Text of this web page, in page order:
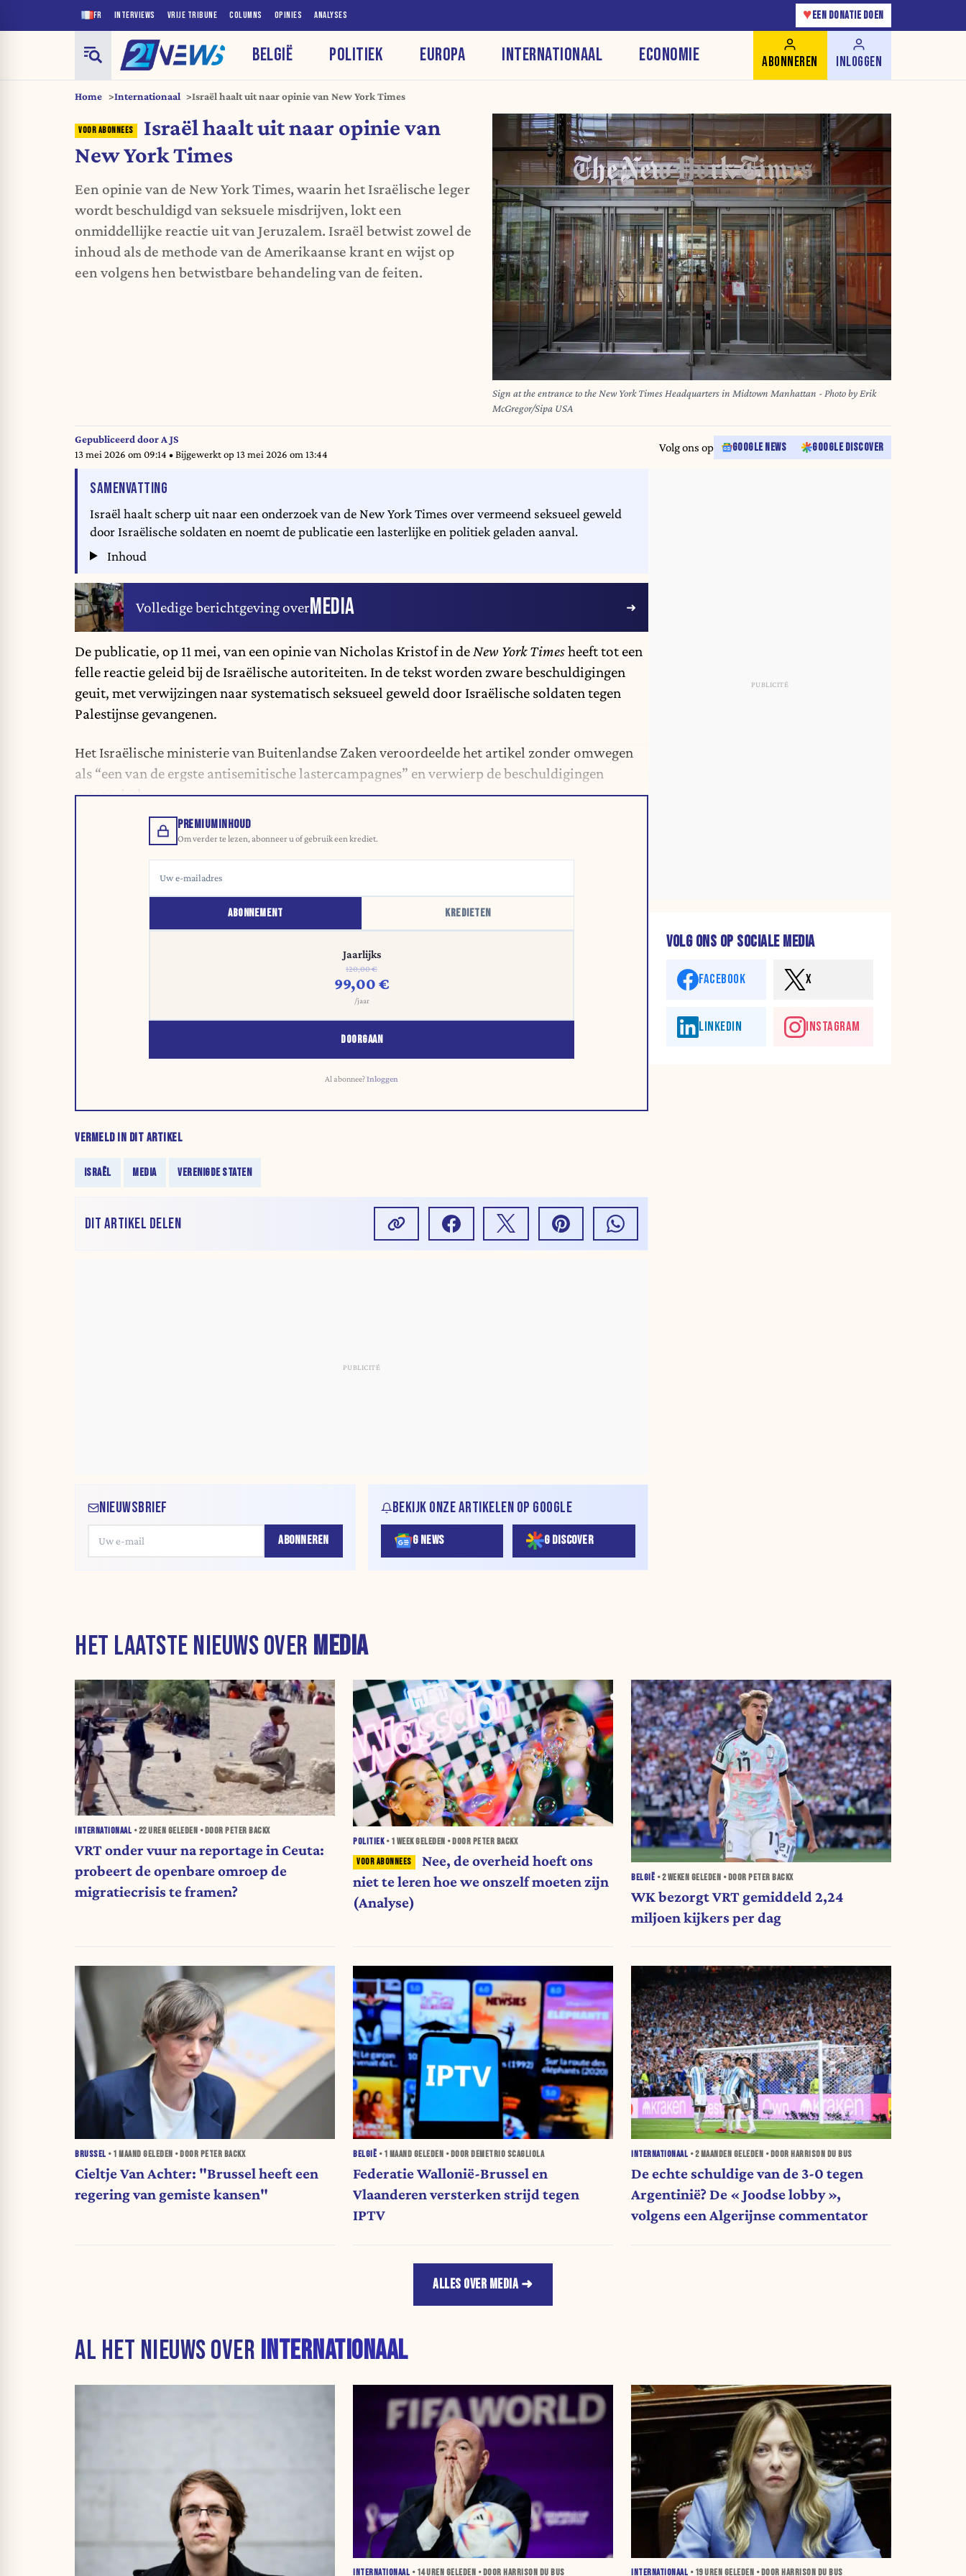
FR INTERVIEWS VRIJE TRIBUNE COLUMNS OPINIES ANALYSES ♥ EEN DONATIE DOEN
BELGIË POLITIEK EUROPA INTERNATIONAAL ECONOMIE ABONNEREN INLOGGEN
Home Internationaal Israël haalt uit naar opinie van New York Times
Israël haalt uit naar opinie van
New York Times
Een opinie van de New York Times, waarin het Israëlische leger
wordt beschuldigd van seksuele misdrijven, lokt een
onmiddellijke reactie uit van Jeruzalem. Israël betwist zowel de
inhoud als de methode van de Amerikaanse krant en wijst op
een volgens hen betwistbare behandeling van de feiten.
Sign at the entrance to the New York Times Headquarters in Midtown Manhattan - Photo by Erik
McGregor/Sipa USA
Gepubliceerd doorA JS
13 mei 2026 om 09:14 • Bijgewerkt op13 mei 2026 om 13:44
Volg ons op GOOGLE NEWS GOOGLE DISCOVER
SAMENVATTING
Israël haalt scherp uit naar een onderzoek van de New York Times over vermeend seksueel geweld
door Israëlische soldaten en noemt de publicatie een lasterlijke en politiek geladen aanval.
Inhoud
Volledige berichtgeving overMEDIA
De publicatie, op 11 mei, van een opinie van Nicholas Kristof in deNew York Timesheeft tot een
felle reactie geleid bij de Israëlische autoriteiten. In de tekst worden zware beschuldigingen
geuit, met verwijzingen naar systematisch seksueel geweld door Israëlische soldaten tegen
Palestijnse gevangenen.
Het Israëlische ministerie van Buitenlandse Zaken veroordeelde het artikel zonder omwegen
als “een van de ergste antisemitische lastercampagnes” en verwierp de beschuldigingen
categorisch.
PREMIUMINHOUD
Om verder te lezen, abonneer u of gebruik een krediet.
ABONNEMENT KREDIETEN
Jaarlijks
120,00 €
99,00 €
/jaar
DOORGAAN
Al abonnee?Inloggen
VERMELD IN DIT ARTIKEL
ISRAËL MEDIA VERENIGDE STATEN
DIT ARTIKEL DELEN
NIEUWSBRIEF
ABONNEREN
BEKIJK ONZE ARTIKELEN OP GOOGLE
G NEWS G DISCOVER
VOLG ONS OP SOCIALE MEDIA
FACEBOOK X
LINKEDIN INSTAGRAM
HET LAATSTE NIEUWS OVER MEDIA
INTERNATIONAAL •22 UREN GELEDEN • DOOR PETER BACKX
VRT onder vuur na reportage in Ceuta:
probeert de openbare omroep de
migratiecrisis te framen?
POLITIEK• 1 WEEKGELEDEN • DOOR PETER BACKX
Nee, de overheid hoeft ons
niet te leren hoe we onszelf moeten zijn
(Analyse)
BELGIË •2 WEKEN GELEDEN • DOOR PETER BACKX
WK bezorgt VRT gemiddeld 2,24
miljoen kijkers per dag
BRUSSEL • 1 MAAND GELEDEN • DOOR PETER BACKX
Cieltje Van Achter: "Brussel heeft een
regering van gemiste kansen"
BELGIË • 1 MAAND GELEDEN • DOOR DEMETRIO SCAGLIOLA
Federatie Wallonië-Brussel en
Vlaanderen versterken strijd tegen
IPTV
INTERNATIONAAL •2 MAANDEN GELEDEN • DOOR HARRISON DU BUS
De echte schuldige van de 3-0 tegen
Argentinië? De « Joodse lobby »,
volgens een Algerijnse commentator
ALLES OVER MEDIA
AL HET NIEUWS OVER INTERNATIONAAL
INTERNATIONAAL • 14 UREN GELEDEN • DOOR HARRISON DU BUS INTERNATIONAAL • 19 UREN GELEDEN • DOOR HARRISON DU BUS